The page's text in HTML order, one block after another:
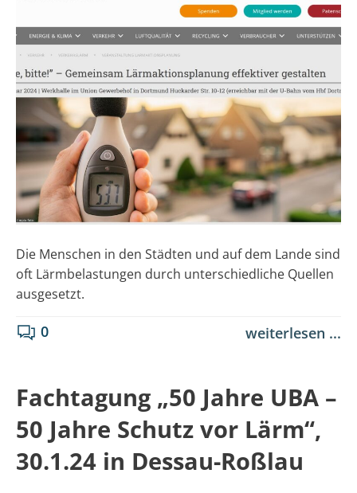
Die Menschen in den Städten und auf dem Lande sind
oft Lärmbelastungen durch unterschiedliche Quellen
ausgesetzt.
0 weiterlesen ...
Fachtagung „50 Jahre UBA –
50 Jahre Schutz vor Lärm“,
30.1.24 in Dessau-Roßlau